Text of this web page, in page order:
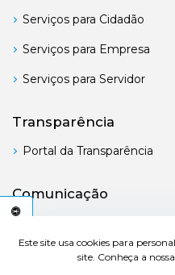
Este site usa cookies para
site. Conheça a nossa
Serviços para Cidadão
Serviços para Empresa
Serviços para Servidor
Transparência
Portal da Transparência
Comunicação